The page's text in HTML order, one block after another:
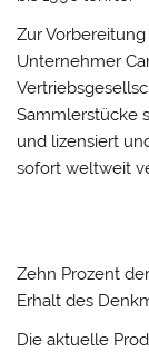
Zur
Unternehmer
Sammlerstücke
und lizensiert
sofort weltweit
Zehn Prozent
Erhalt des
Die aktuelle